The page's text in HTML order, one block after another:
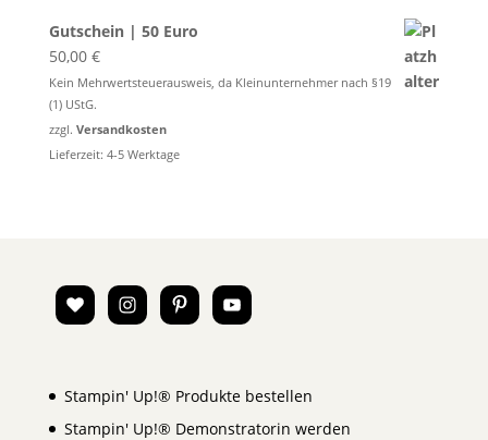
Gutschein | 50 Euro
50,00 €
Kein Mehrwertsteuerausweis, da Kleinunternehmer nach §19
(1) UStG.
zzgl. Versandkosten
Lieferzeit: 4-5 Werktage
Stampin' Up!® Produkte bestellen
Stampin' Up!® Demonstratorin werden